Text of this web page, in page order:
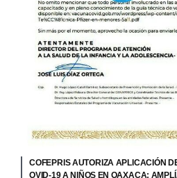
COFEPRIS AUTORIZA APLICACIÓN
OVID-19 A NIÑOS EN OAXACA;